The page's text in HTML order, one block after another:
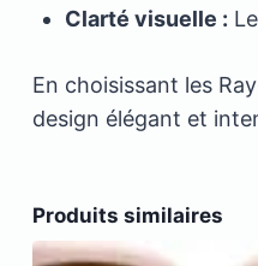
Clarté visuelle :
En choisissant les
design élégant et
Produits similaires